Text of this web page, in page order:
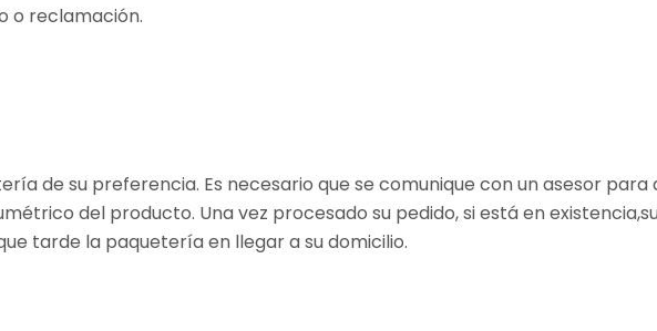
o reclamación.
de su preferencia. Es necesario que se comunique con un asesor para
del producto. Una vez procesado su pedido, si está en
tarde la paquetería en llegar a su domicilio.